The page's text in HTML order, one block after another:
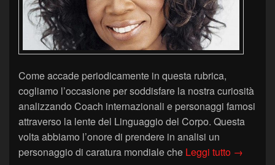
Come accade periodicamente in questa rubrica,
cogliamo l’occasione per soddisfare la nostra curiosità
analizzando Coach internazionali e personaggi famosi
attraverso la lente del Linguaggio del Corpo. Questa
volta abbiamo l’onore di prendere in analisi un
personaggio di caratura mondiale che Leggi tutto Oprah
→